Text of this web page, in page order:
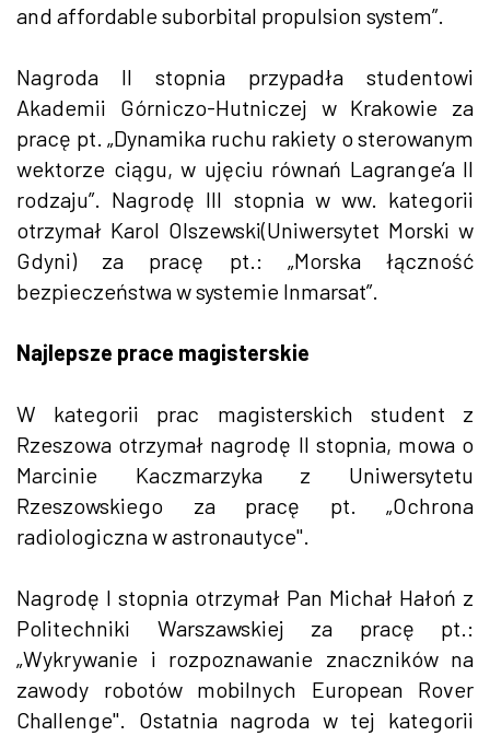
and affordable suborbital propulsion system”.
Nagroda II stopnia przypadła studentowi
Akademii Górniczo-Hutniczej w Krakowie za
pracę pt. „Dynamika ruchu rakiety o sterowanym
wektorze ciągu, w ujęciu równań Lagrange’a II
rodzaju”. Nagrodę III stopnia w ww. kategorii
otrzymał Karol Olszewski(Uniwersytet Morski w
Gdyni) za pracę pt.: „Morska łączność
bezpieczeństwa w systemie Inmarsat”.
Najlepsze prace magisterskie
W kategorii prac magisterskich student z
Rzeszowa otrzymał nagrodę II stopnia, mowa o
Marcinie Kaczmarzyka z Uniwersytetu
Rzeszowskiego za pracę pt. „Ochrona
radiologiczna w astronautyce".
Nagrodę I stopnia otrzymał Pan Michał Hałoń z
Politechniki Warszawskiej za pracę pt.:
„Wykrywanie i rozpoznawanie znaczników na
zawody robotów mobilnych European Rover
Challenge". Ostatnia nagroda w tej kategorii